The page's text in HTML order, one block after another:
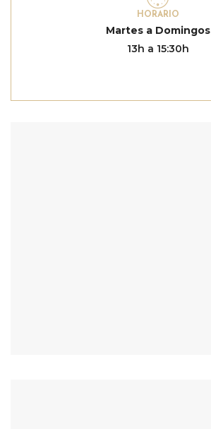
HORARIO
Martes a Domingos
13h a 15:30h